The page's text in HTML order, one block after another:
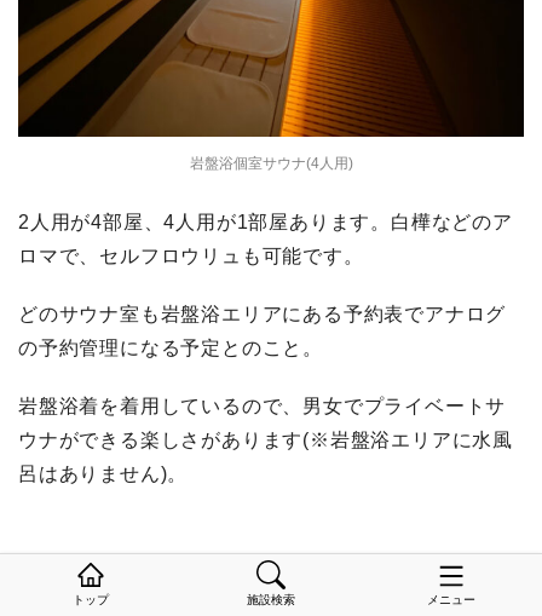
岩盤浴個室サウナ(4人用)
2人用が4部屋、4人用が1部屋あります。白樺などのア
ロマで、セルフロウリュも可能です。
どのサウナ室も岩盤浴エリアにある予約表でアナログ
の予約管理になる予定とのこと。
岩盤浴着を着用しているので、男女でプライベートサ
ウナができる楽しさがあります(※岩盤浴エリアに水風
呂はありません)。
【岩盤浴】休憩エリア・コワーキングス
トップ 施設検索 メニュー